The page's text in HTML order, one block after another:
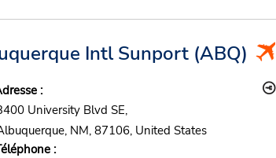
Intl Sunport(ABQ)
:
University Blvd SE,
NM, 87106, United States
: